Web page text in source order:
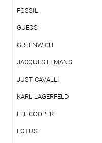
FOSSIL
GUESS
GREENWICH
JACQUES LEMANS
JUST CAVALLI
KARL LAGERFELD
LEE COOPER
LOTUS